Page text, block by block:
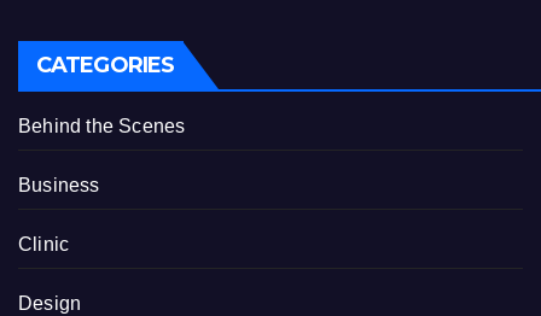
CATEGORIES
Behind the Scenes
Business
Clinic
Design